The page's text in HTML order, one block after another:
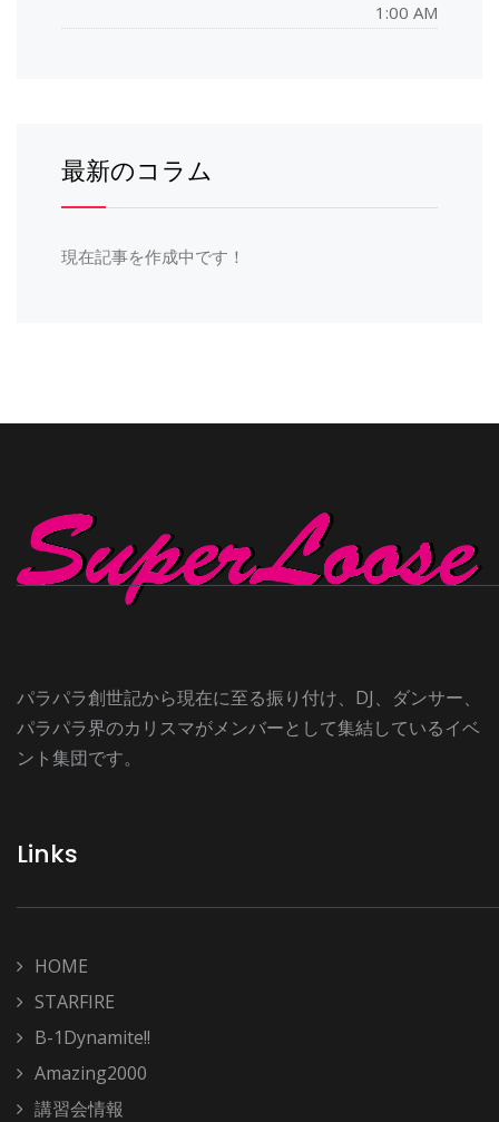
1:00 AM
最新のコラム
現在記事を作成中です！
パラパラ創世記から現在に至る振り付け、DJ、ダンサー、
パラパラ界のカリスマがメンバーとして集結しているイベ
ント集団です。
Links
HOME
STARFIRE
B-1Dynamite!!
Amazing2000
講習会情報